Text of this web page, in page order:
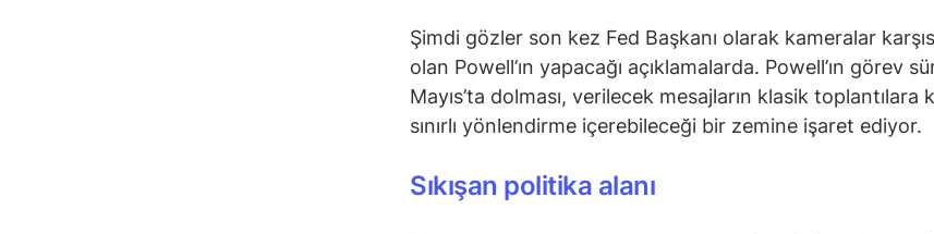
Şimdi gözler son kez Fed Başkanı olarak kameralar
olan Powell’ın yapacağı açıklamalarda. Powell’ın görev
Mayıs’ta dolması, verilecek mesajların klasik toplantılara
sınırlı yönlendirme içerebileceği bir zemine işaret ediyor.
Sıkışan politika alanı